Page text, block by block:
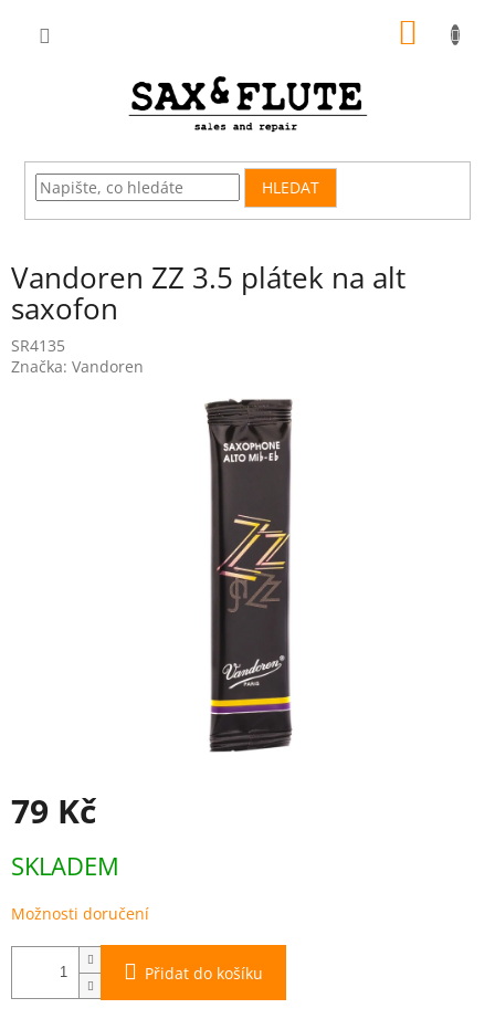
HLEDAT
Vandoren ZZ 3.5 plátek na alt
saxofon
SR4135
Značka: Vandoren
79 Kč
cena:
SKLADEM
Možnosti doručení
Přidat do košíku